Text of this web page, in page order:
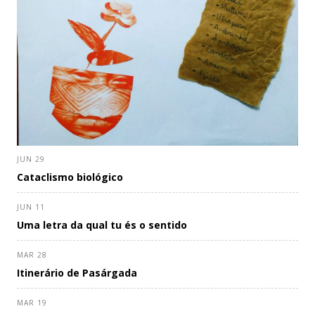
JUN 29
Cataclismo biológico
JUN 11
Uma letra da qual tu és o sentido
MAR 28
Itinerário de Pasárgada
MAR 19